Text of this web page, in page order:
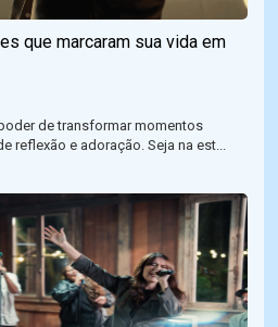
que marcaram sua vida em
de transformar momentos
reflexão e adoração. Seja na est...